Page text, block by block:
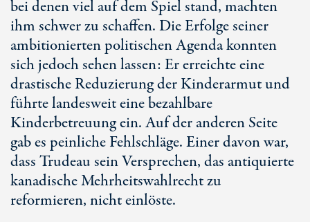
bei denen viel auf dem Spiel stand, machten
ihm schwer zu schaffen. Die Erfolge seiner
ambitionierten politischen Agenda konnten
sich jedoch sehen lassen: Er erreichte eine
drastische Reduzierung der Kinderarmut und
führte landesweit eine bezahlbare
Kinderbetreuung ein. Auf der anderen Seite
gab es peinliche Fehlschläge. Einer davon war,
dass Trudeau sein Versprechen, das antiquierte
kanadische Mehrheitswahlrecht zu
reformieren, nicht einlöste.